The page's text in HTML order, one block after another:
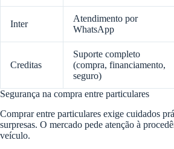
Inter
Atendimento por
WhatsApp
Creditas
Suporte completo
(compra, financiamento,
seguro)
Segurança na compra entre particulares
Comprar entre particulares exige cuidados
surpresas. O mercado pede atenção à
veículo.